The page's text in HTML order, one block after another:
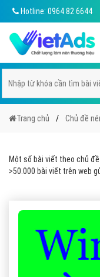
Hotline: 0964 82 6644
Trang chủ Chủ đề
Một số bài viết theo chủ đề
>50.000 bài viết trên web